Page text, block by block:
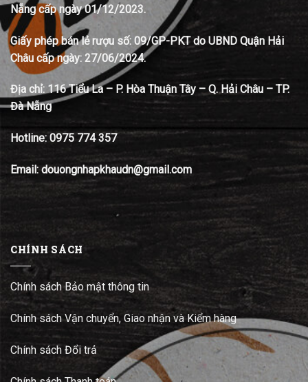
Nẵng cấp ngày 01/12/2023.
Giấy phép bán lẻ rượu số: 09/GP-PKT do UBND Quận Hải
Châu cấp ngày: 27/06/2024.
Địa chỉ: 116 Tiểu La – P. Hòa Thuận Tây – Q. Hải Châu – TP.
Đà Nẵng
Hotline: 0975 774 357
Email: douongnhapkhaudn@gmail.com
CHÍNH SÁCH
Chính sách Bảo mật thông tin
Chính sách Vận chuyển, Giao nhận và Kiểm hàng
Chính sách Đổi trả